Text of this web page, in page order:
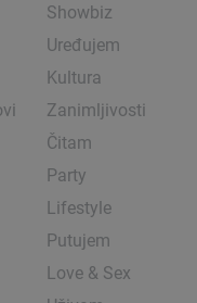
Showbiz
Uređujem
Kultura
Zanimljivosti
Čitam
Party
Lifestyle
Putujem
Love & Sex